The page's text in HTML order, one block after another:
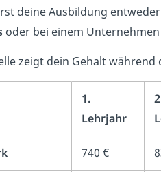
deine Ausbildung
oder bei einem
zeigt dein Gehalt
1.
Lehrjahr
740 €